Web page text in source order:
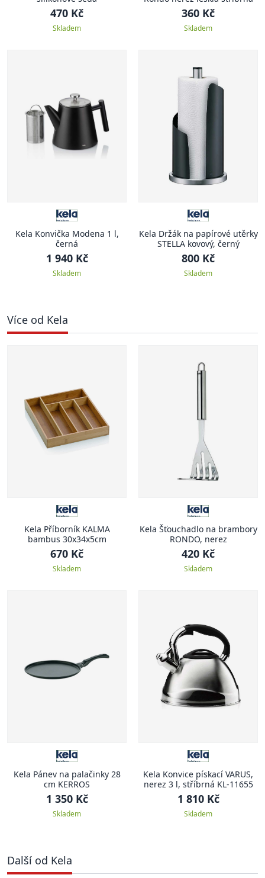
470 Kč
Skladem
360 Kč
Skladem
Kela Konvička Modena 1 l,
černá
1 940 Kč
Skladem
Kela Držák na papírové utěrky
STELLA kovový, černý
800 Kč
Skladem
Více od Kela
Kela Příborník KALMA
bambus 30x34x5cm
670 Kč
Skladem
Kela Šťouchadlo na brambory
RONDO, nerez
420 Kč
Skladem
Kela Pánev na palačinky 28
cm KERROS
1 350 Kč
Skladem
Kela Konvice pískací VARUS,
nerez 3 l, stříbrná KL-11655
1 810 Kč
Skladem
Další od Kela